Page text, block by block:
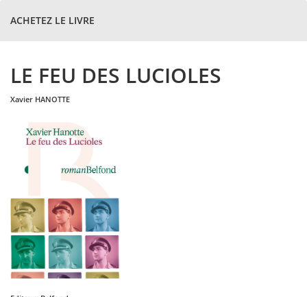
ACHETEZ LE LIVRE
LE FEU DES LUCIOLES
xavier HANOTTE